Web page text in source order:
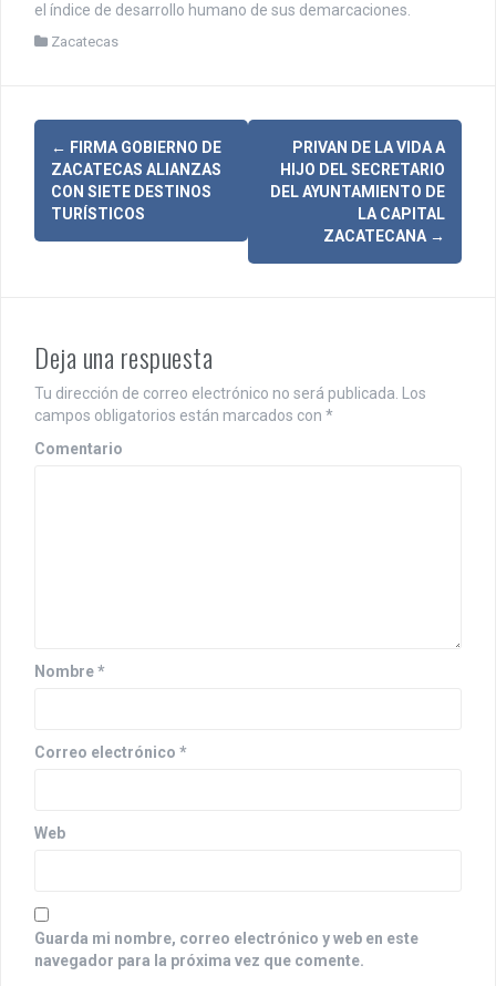
el índice de desarrollo humano de sus demarcaciones.
Zacatecas
N
v
a
c
i
ó
n
r
d
s
← FIRMA GOBIERNO DE
ZACATECAS ALIANZAS
CON SIETE DESTINOS
TURÍSTICOS
PRIVAN DE LA VIDA A
HIJO DEL SECRETARIO
DEL AYUNTAMIENTO DE
LA CAPITAL
ZACATECANA →
Deja una respuesta
Tu dirección de correo electrónico no será publicada.
Los
campos obligatorios están marcados con *
Comentario
Nombre*
Correo electrónico *
Web
Guarda mi nombre, correo electrónico y web en este
navegador para la próxima vez que comente.